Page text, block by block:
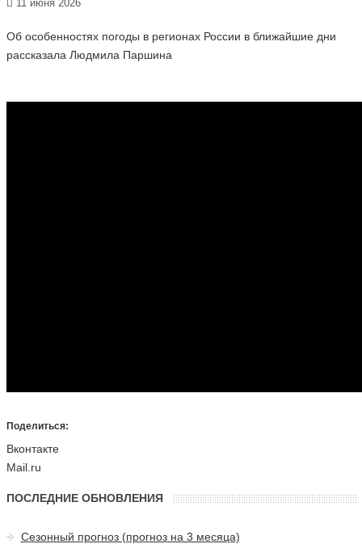
11 июня 2026
Об особенностях погоды в регионах России в ближайшие дни
рассказала Людмила Паршина
Поделиться:
Вконтакте
Mail.ru
ПОСЛЕДНИЕ ОБНОВЛЕНИЯ
Сезонный прогноз (прогноз на 3 месяца)